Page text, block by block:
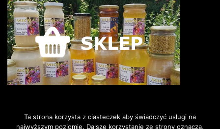
Ta strona korzysta z ciasteczek aby świadczyć usługi na
najwyższym poziomie. Dalsze korzystanie ze strony oznacza,